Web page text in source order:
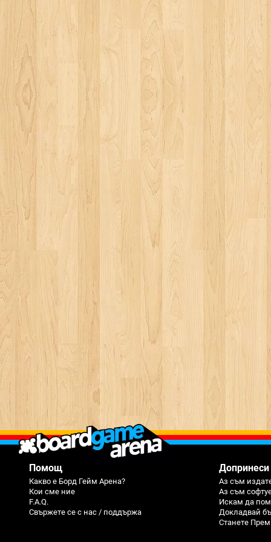
Помощ
Какво е Борд Гейм Арена?
Кои сме ние
F.A.Q.
Свържете се с нас / поддържа
Допринеси
Аз съм
Аз съм
Искам да
Докладвай
Станете